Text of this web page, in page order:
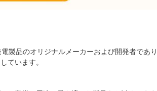
製品のオリジナルメーカーおよび開発者で
ています。